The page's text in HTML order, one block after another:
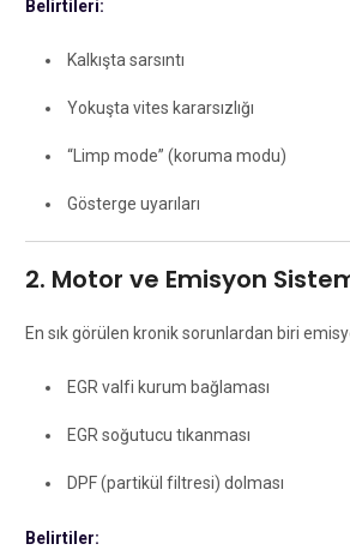
Belirtileri:
Kalkışta sarsıntı
Yokuşta vites kararsızlığı
“Limp mode” (koruma modu)
Gösterge uyarıları
2. Motor ve Emisyon
En sık görülen kronik sorunlardan biri
EGR valfi kurum bağlaması
EGR soğutucu tıkanması
DPF (partikül filtresi) dolması
Belirtiler: